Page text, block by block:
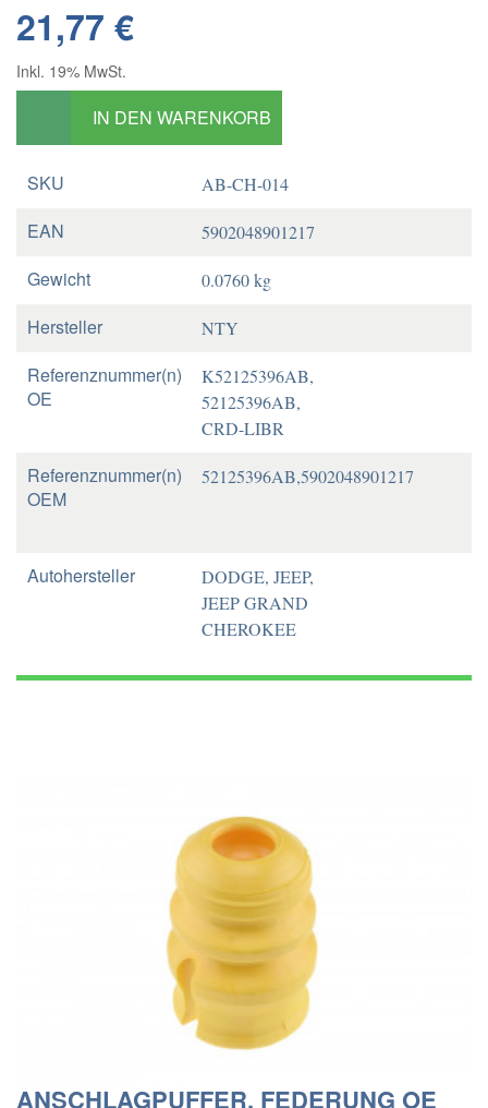
21,77 €
Inkl. 19% MwSt.
IN DEN WARENKORB
SKU AB-CH-014
EAN 5902048901217
Gewicht 0.0760 kg
Hersteller NTY
Referenznummer(n)
OE
K52125396AB,
52125396AB,
CRD-LIBR
Referenznummer(n)
OEM
52125396AB,5902048901217
Autohersteller
DODGE, JEEP,
JEEP GRAND
CHEROKEE
ANSCHLAGPUFFER, FEDERUNG OE